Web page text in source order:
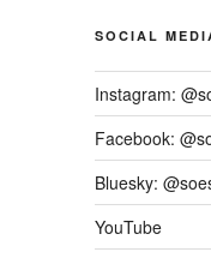
SOCIAL
Instagram:
Facebook:
Bluesky:
YouTube